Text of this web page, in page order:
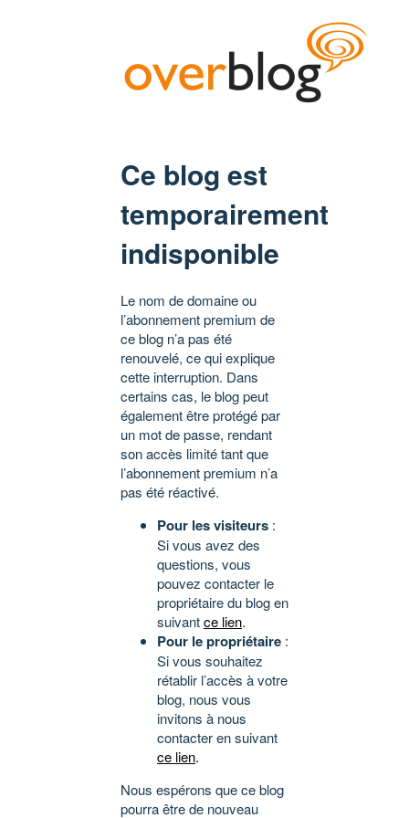
Ce blog est
temporairement
indisponible
Le nom de domaine ou
l’abonnement premium de
ce blog n’a pas été
renouvelé, ce qui explique
cette interruption. Dans
certains cas, le blog peut
également être protégé par
un mot de passe, rendant
son accès limité tant que
l’abonnement premium n’a
pas été réactivé.
Pour les visiteurs :
Si vous avez des
questions, vous
pouvez contacter le
propriétaire du blog en
suivantce lien.
Pour le propriétaire :
Si vous souhaitez
rétablir l’accès à votre
blog, nous vous
invitons à nous
contacter en suivant
ce lien.
Nous espérons que ce blog
pourra être de nouveau